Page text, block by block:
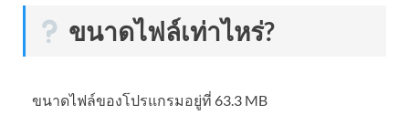
ขนาดไฟล์เท่าไหร่?
ขนาดไฟล์ของโปรแกรมอยู่ที่ 63.3 MB